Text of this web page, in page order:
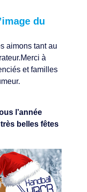
du
aimons tant au
à
et familles
l’année
belles fêtes